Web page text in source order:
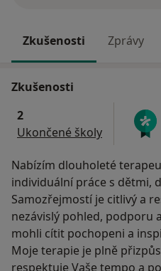
Zkušenosti Zprávy
Zkušenosti
2
Ukončené školy
Nabízím dlouholeté
individuální práce s dětmi,
Samozřejmostí je citlivý a
nezávislý pohled, podporu
mohli cítit pochopeni a
Moje terapie je plně
respektuje Vaše tempo a